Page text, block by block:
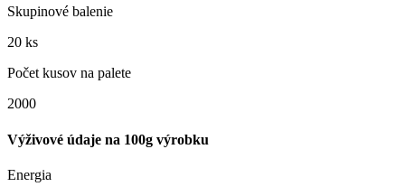
Skupinové balenie
20 ks
Počet kusov na palete
2000
Výživové údaje na 100g výrobku
Energia